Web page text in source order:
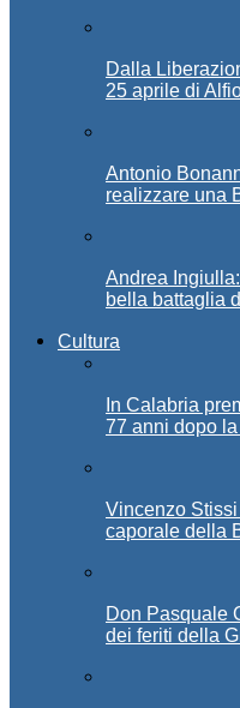
Dalla
25 aprile di
Antonio
realizzare una
Andrea
bella battaglia
Cultura
In Calabria
77 anni dopo
Vincenzo
caporale della
Don Pasquale
dei feriti della